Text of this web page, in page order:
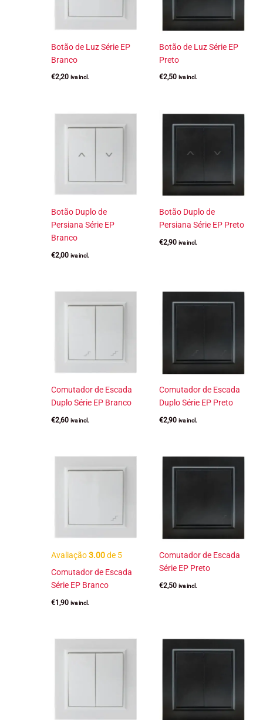
Botão de Luz Série EP
Branco
€2,20 iva incl.
Botão de Luz Série EP
Preto
€2,50 iva incl.
Botão Duplo de
Persiana Série EP
Branco
€2,00 iva incl.
Botão Duplo de
Persiana Série EP Preto
€2,90 iva incl.
Comutador de Escada
Duplo Série EP Branco
€2,60 iva incl.
Comutador de Escada
Duplo Série EP Preto
€2,90 iva incl.
Avaliação3.00de 5
Comutador de Escada
Série EP Branco
€1,90 iva incl.
Comutador de Escada
Série EP Preto
€2,50 iva incl.